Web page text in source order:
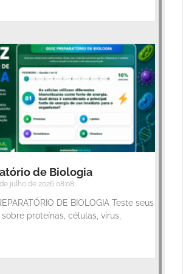
de Biologia
julho de 2026 08:08
DE BIOLOGIA Teste seus
proteínas, células, vírus,